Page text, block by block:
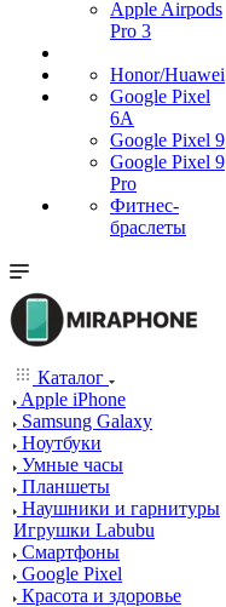
Apple Airpods
Pro 3
Honor/Huawei
Google Pixel
6A
Google Pixel 9
Google Pixel 9
Pro
Фитнес-
браслеты
Каталог
Apple iPhone
Samsung Galaxy
Ноутбуки
Умные часы
Планшеты
Наушники и гарнитуры
Игрушки Labubu
Смартфоны
Google Pixel
Красота и здоровье